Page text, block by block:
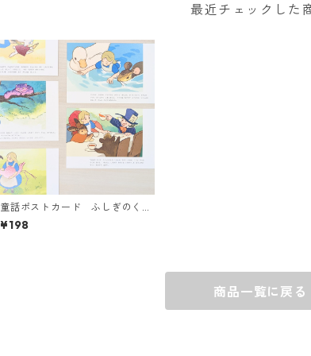
最近チェックした
童話ポストカード ふしぎのくに
のアリス＜バラ・全5種＞
¥198
商品一覧に戻る